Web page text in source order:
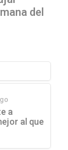
del
a
al que